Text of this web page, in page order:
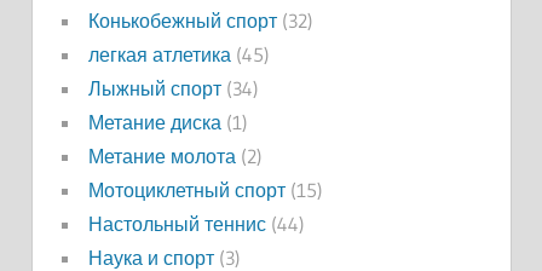
Конькобежный спорт(32)
легкая атлетика (45)
Лыжный спорт(34)
Метание диска (1)
Метание молота (2)
Мотоциклетный спорт(15)
Настольный теннис(44)
Наука и спорт(3)